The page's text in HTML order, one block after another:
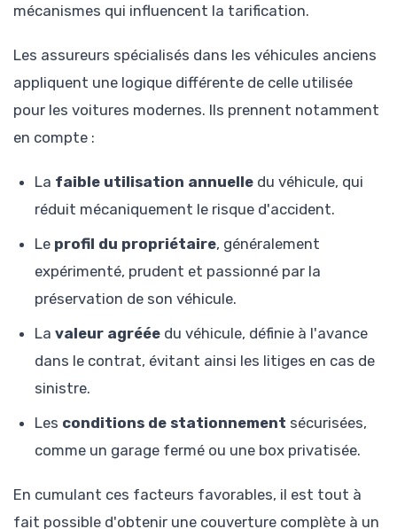
mécanismes qui influencent la tarification.
Les assureurs spécialisés dans les véhicules anciens
appliquent une logique différente de celle utilisée
pour les voitures modernes. Ils prennent notamment
en compte :
La faible utilisation annuelle du véhicule, qui
réduit mécaniquement le risque d'accident.
Le profil du propriétaire, généralement
expérimenté, prudent et passionné par la
préservation de son véhicule.
La valeur agréée du véhicule, définie à l'avance
dans le contrat, évitant ainsi les litiges en cas de
sinistre.
Les conditions de stationnement sécurisées,
comme un garage fermé ou une box privatisée.
En cumulant ces facteurs favorables, il est tout à
fait possible d'obtenir une couverture complète à un